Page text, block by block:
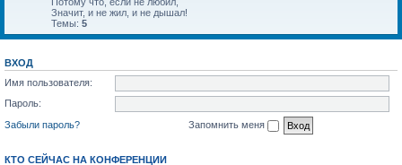
Значит, и не жил, и не дышал!
Темы: 5
ВХОД
Имя пользователя:
Пароль:
Забыли пароль?
Запомнить меня
КТО СЕЙЧАС НА КОНФЕРЕНЦИИ